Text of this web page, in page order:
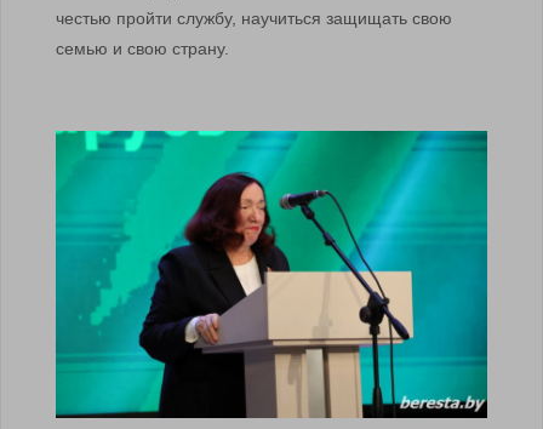
честью пройти службу, научиться защищать свою
семью и свою страну.